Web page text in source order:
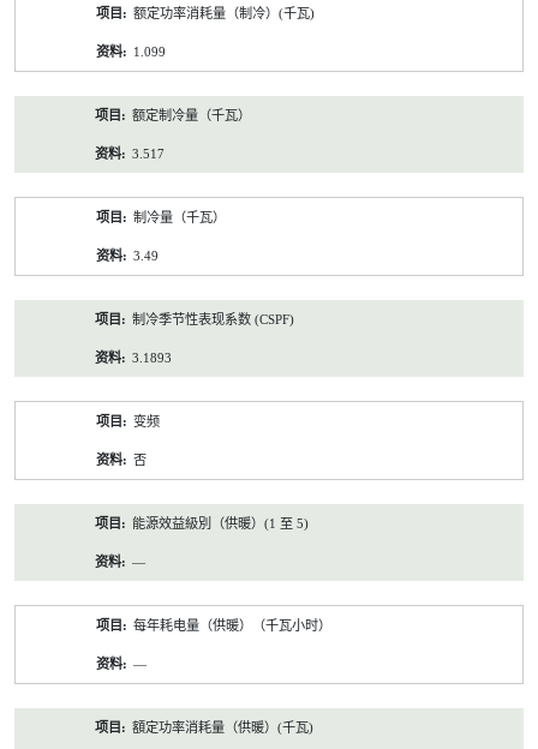
额定功率消耗量（制冷）(千瓦)
1.099
额定制冷量（千瓦）
3.517
制冷量（千瓦）
3.49
制冷季节性表现系数 (CSPF)
3.1893
变频
否
能源效益級別（供暖）(1 至 5)
—
每年耗电量（供暖）（千瓦小时）
—
額定功率消耗量（供暖）(千瓦)